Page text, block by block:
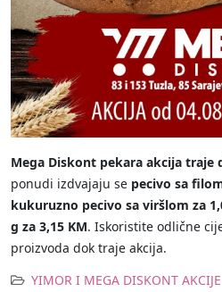
Mega Diskont pekara akcija traje
ponudi izdvajaju se pecivo sa
kukuruzno pecivo sa viršlom za
g za 3,15 KM. Iskoristite odlične
proizvoda dok traje akcija.
YIMOR I MEGA DISKONT AKCIJE